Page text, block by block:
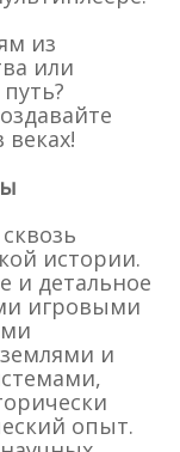
из
или
веках!
истории.
и детальное
игровыми
и
опыт.